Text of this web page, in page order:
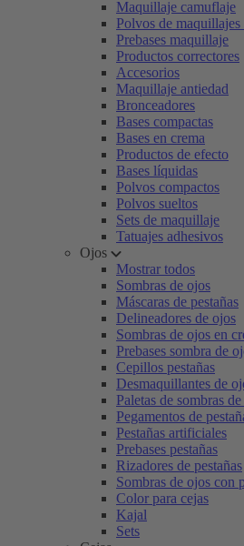
Maquillaje camuflaje
Polvos de maquillajes
Prebases maquillaje
Productos correctores
Accesorios
Maquillaje antiedad
Bronceadores
Bases compactas
Bases en crema
Productos de efecto
Bases líquidas
Polvos compactos
Polvos sueltos
Sets de maquillaje
Tatuajes adhesivos
Ojos
Mostrar todos
Sombras de ojos
Máscaras de pestañas
Delineadores de ojos
Sombras de ojos en
Prebases sombra de
Cepillos pestañas
Desmaquillantes de
Paletas de sombras
Pegamentos de
Pestañas artificiales
Prebases pestañas
Rizadores de pestañas
Sombras de ojos con
Color para cejas
Kajal
Sets